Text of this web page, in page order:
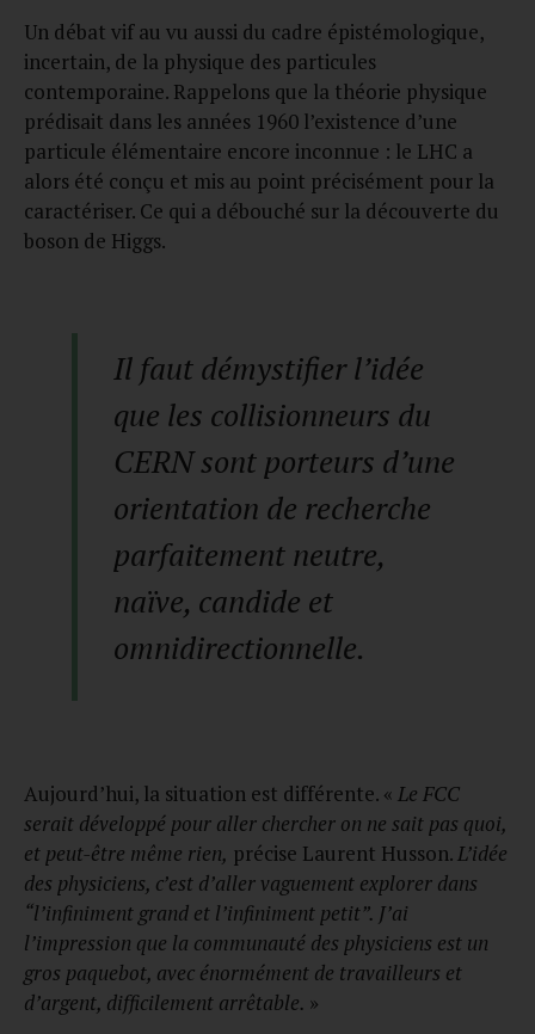
Un débat vif au vu aussi du cadre épistémologique,
incertain, de la physique des particules
contemporaine. Rappelons que la théorie physique
prédisait dans les années 1960 l’existence d’une
particule élémentaire encore inconnue : le LHC a
alors été conçu et mis au point précisément pour la
caractériser. Ce qui a débouché sur la découverte du
boson de Higgs.
Il faut démystifier l’idée
que les collisionneurs du
CERN sont porteurs d’une
orientation de recherche
parfaitement neutre,
naïve, candide et
omnidirectionnelle.
Aujourd’hui, la situation est différente. « Le FCC
serait développé pour aller chercher on ne sait pas quoi,
et peut-être même rien, précise Laurent Husson.L’idée
des physiciens, c’est d’aller vaguement explorer dans
“l’infiniment grand et l’infiniment petit”. J’ai
l’impression que la communauté des physiciens est un
gros paquebot, avec énormément de travailleurs et
d’argent, difficilement arrêtable. »